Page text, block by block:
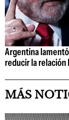
Argentina
reducir la
MÁS